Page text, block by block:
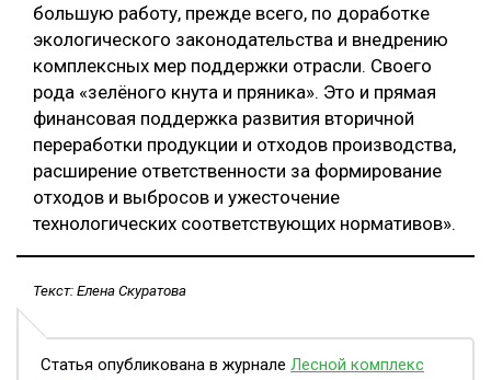
большую работу, прежде всего, по доработке
экологического законодательства и внедрению
комплексных мер поддержки отрасли. Своего
рода «зелёного кнута и пряника». Это и прямая
финансовая поддержка развития вторичной
переработки продукции и отходов производства,
расширение ответственности за формирование
отходов и выбросов и ужесточение
технологических соответствующих нормативов».
Текст: Елена Скуратова
Статья опубликована в журнале Лесной комплекс